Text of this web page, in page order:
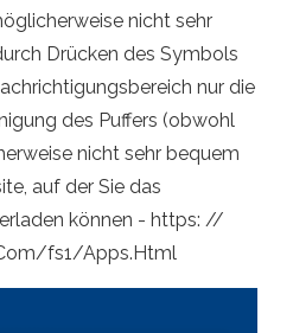
nicht sehr
Drücken des Symbols
nur die
des Puffers (obwohl
nicht sehr bequem
auf der Sie das
können - https: //
fs1/Apps.Html